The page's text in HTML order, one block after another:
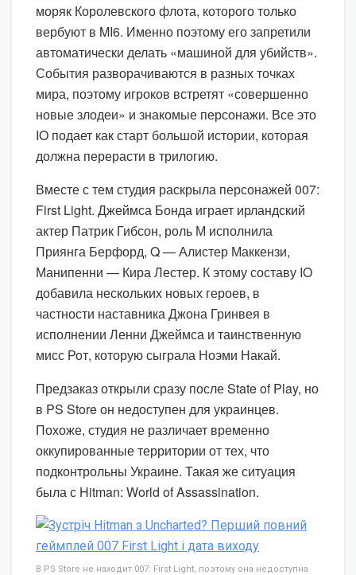
моряк Королевского флота, которого только
вербуют в MI6. Именно поэтому его запретили
автоматически делать «машиной для убийств».
События разворачиваются в разных точках
мира, поэтому игроков встретят «совершенно
новые злодеи» и знакомые персонажи. Все это
IO подает как старт большой истории, которая
должна перерасти в трилогию.
Вместе с тем студия раскрыла персонажей 007:
First Light. Джеймса Бонда играет ирландский
актер Патрик Гибсон, роль М исполнила
Приянга Берфорд, Q — Алистер Маккензи,
Манипенни — Кира Лестер. К этому составу IO
добавила нескольких новых героев, в
частности наставника Джона Гринвея в
исполнении Ленни Джеймса и таинственную
мисс Рот, которую сыграла Ноэми Накай.
Предзаказ открыли сразу после State of Play, но
в PS Store он недоступен для украинцев.
Похоже, студия не различает временно
оккупированные территории от тех, что
подконтрольны Украине. Такая же ситуация
была с Hitman: World of Assassination.
В PS Store не находит 007: First Light, поэтому она недоступна